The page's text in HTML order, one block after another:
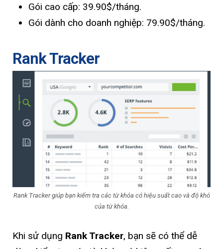
Gói cao cấp: 39.90$/tháng.
Gói dành cho doanh nghiệp: 79.90$/tháng.
Rank Tracker
Rank Tracker giúp bạn kiểm tra các từ khóa có hiệu suất cao và độ khó
của từ khóa.
Khi sử dụng Rank Tracker, bạn sẽ có thể dễ